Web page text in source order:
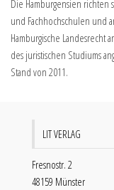
Die Hamburgensien richten
und Fachhochschulen und
Hamburgische Landesrecht
des juristischen Studiums
Stand von 2011.
LIT VERLAG
Fresnostr. 2
48159 Münster